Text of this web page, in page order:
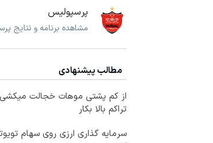
پرسپولیس
مشاهده برنامه و نتایج
مطالب پیشنهادی
از کم پشتی موهات خجالت میکشی؟
تراکم بالا بکار
سرمایه گذاری ارزی روی سهام